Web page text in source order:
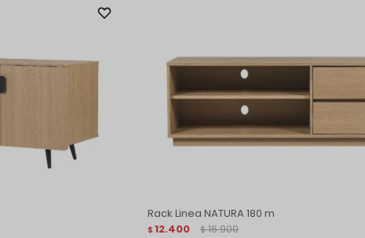
Rack Linea NATURA 180 m
$ 12.400 $ 16.900